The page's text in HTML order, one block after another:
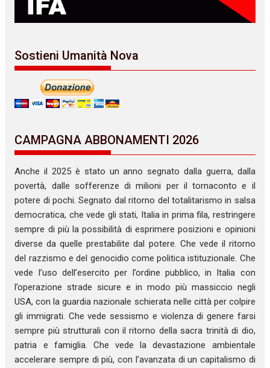
Sostieni Umanità Nova
CAMPAGNA ABBONAMENTI 2026
Anche il 2025 è stato un anno segnato dalla guerra, dalla
povertà, dalle sofferenze di milioni per il tornaconto e il
potere di pochi. Segnato dal ritorno del totalitarismo in salsa
democratica, che vede gli stati, Italia in prima fila, restringere
sempre di più la possibilità di esprimere posizioni e opinioni
diverse da quelle prestabilite dal potere. Che vede il ritorno
del razzismo e del genocidio come politica istituzionale. Che
vede l’uso dell’esercito per l’ordine pubblico, in Italia con
l’operazione strade sicure e in modo più massiccio negli
USA, con la guardia nazionale schierata nelle città per colpire
gli immigrati. Che vede sessismo e violenza di genere farsi
sempre più strutturali con il ritorno della sacra trinità di dio,
patria e famiglia. Che vede la devastazione ambientale
accelerare sempre di più, con l’avanzata di un capitalismo di